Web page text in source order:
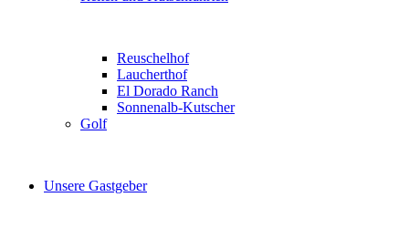
Reuschelhof
Laucherthof
El Dorado Ranch
Sonnenalb-Kutscher
Golf
Unsere Gastgeber